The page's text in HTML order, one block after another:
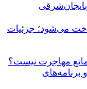
می‌شود؛ جزئیات
مانع مهاجرت نیست؟